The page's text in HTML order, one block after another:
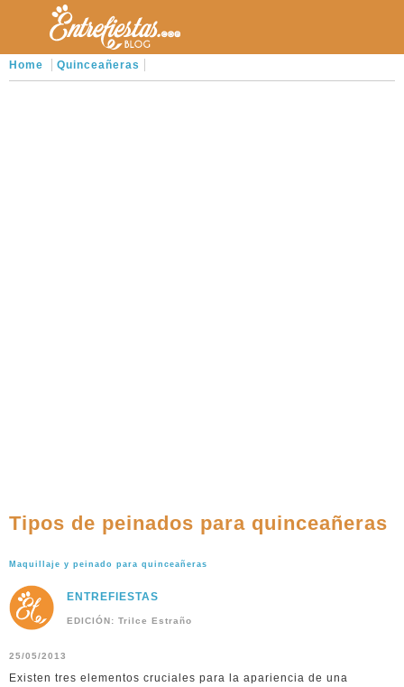
Home Quinceañeras
Tipos de peinados para quinceañeras
Maquillaje y peinado para quinceañeras
ENTREFIESTAS
EDICIÓN: Trilce Estraño
25/05/2013
Existen tres elementos cruciales para la apariencia de una